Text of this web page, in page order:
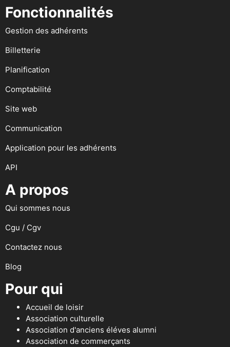
Fonctionnalités
Gestion des adhérents
Billetterie
Planification
Comptabilité
Site web
Communication
Application pour les adhérents
API
A propos
Qui sommes nous
Cgu / Cgv
Contactez nous
Blog
Pour qui
Accueil de loisir
Association culturelle
Association d'anciens éléves alumni
Association de commerçants